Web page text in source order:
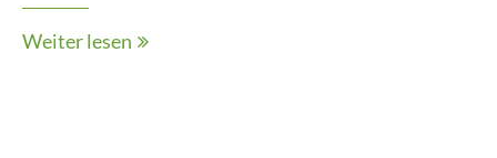
Weiter lesen